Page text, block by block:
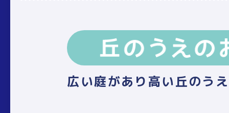
広い庭があり高い丘のう